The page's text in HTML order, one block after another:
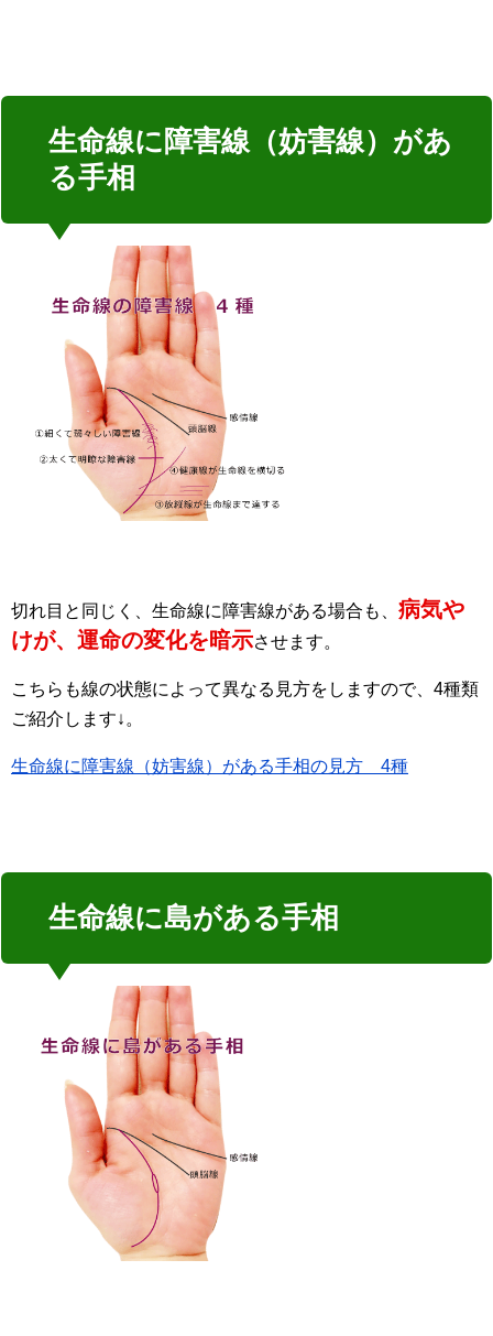
生命線に障害線（妨害線）があ
る手相
切れ目と同じく、生命線に障害線がある場合も、 病気や
けが、運命の変化を暗示させます。
こちらも線の状態によって異なる見方をしますので、4種類
ご紹介します↓。
生命線に障害線（妨害線）がある手相の見方 4種
生命線に島がある手相